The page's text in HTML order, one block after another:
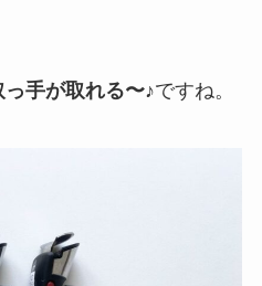
っ手が取れる〜♪ですね。